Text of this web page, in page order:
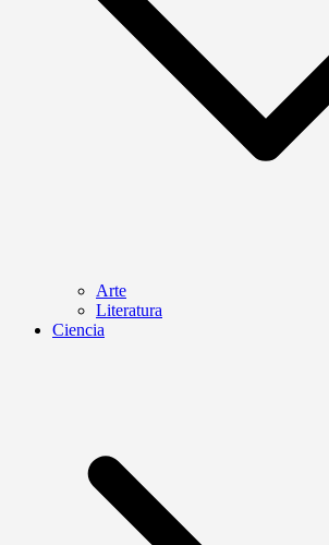
Arte
Literatura
Ciencia